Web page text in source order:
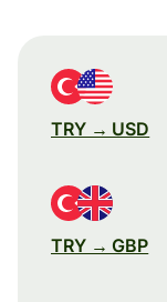
TRY → USD
TRY → GBP